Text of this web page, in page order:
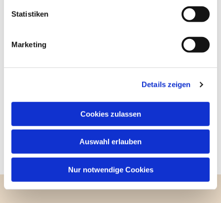
Statistiken
Marketing
Details zeigen
Cookies zulassen
Auswahl erlauben
Nur notwendige Cookies